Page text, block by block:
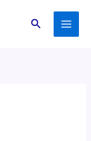
Поиск